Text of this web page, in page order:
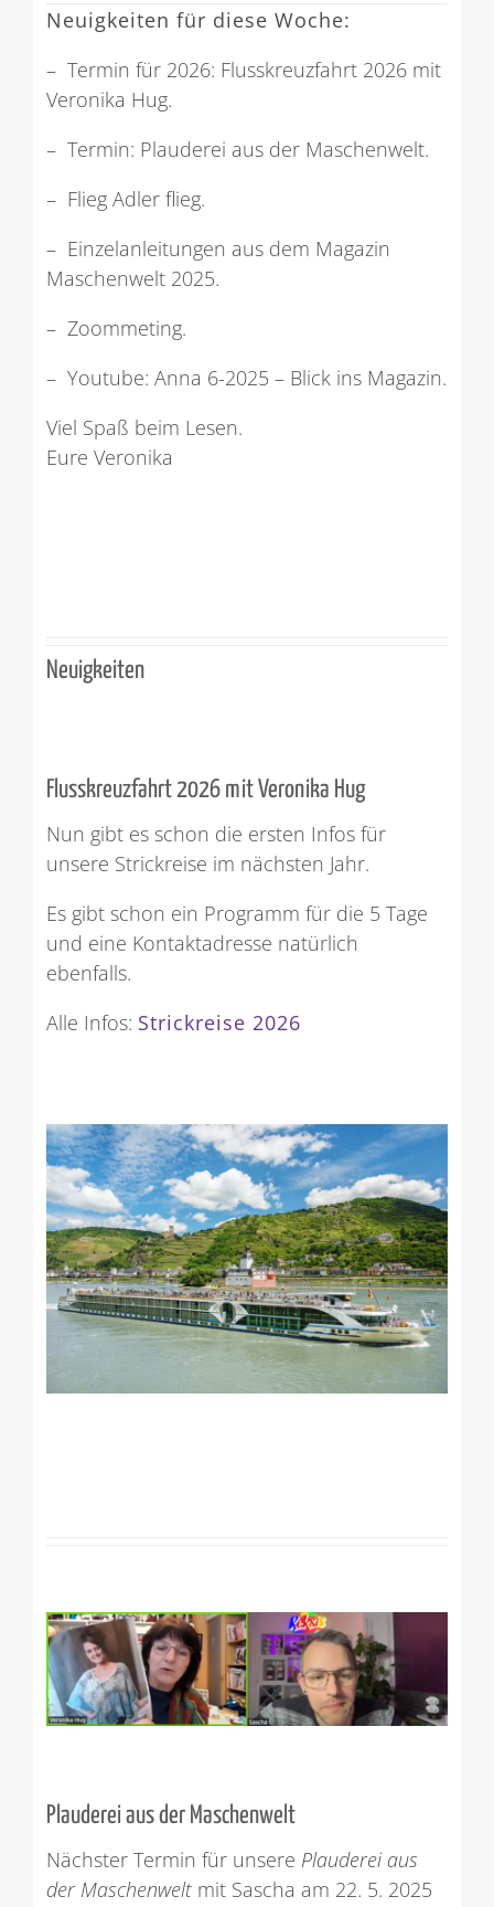
Neuigkeiten für diese Woche:
– Termin für 2026: Flusskreuzfahrt 2026 mit
Veronika Hug.
– Termin: Plauderei aus der Maschenwelt.
– Flieg Adler flieg.
– Einzelanleitungen aus dem Magazin
Maschenwelt 2025.
– Zoommeting.
– Youtube: Anna 6-2025 – Blick ins Magazin.
Viel Spaß beim Lesen.
Eure Veronika
Neuigkeiten
Flusskreuzfahrt 2026 mit Veronika Hug
Nun gibt es schon die ersten Infos für
unsere Strickreise im nächsten Jahr.
Es gibt schon ein Programm für die 5 Tage
und eine Kontaktadresse natürlich
ebenfalls.
Alle Infos: Strickreise 2026
Plauderei aus der Maschenwelt
Nächster Termin für unsere Plauderei aus
der Maschenweltmit Sascha am 22. 5. 2025